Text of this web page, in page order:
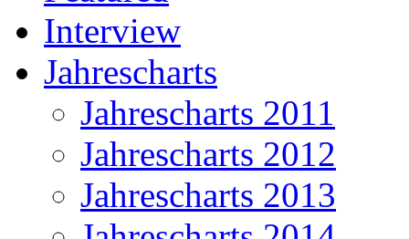
Interview
Jahrescharts
Jahrescharts 2011
Jahrescharts 2012
Jahrescharts 2013